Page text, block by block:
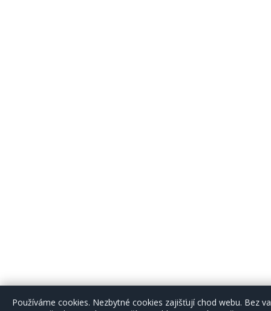
Používáme cookies. Nezbytné cookies zajišťují chod webu. Bez